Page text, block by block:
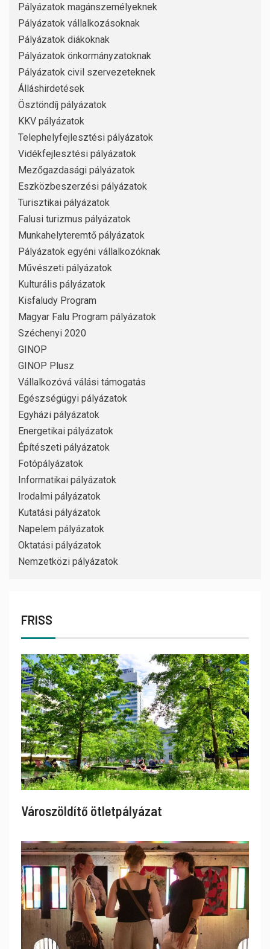
Pályázatok magánszemélyeknek
Pályázatok vállalkozásoknak
Pályázatok diákoknak
Pályázatok önkormányzatoknak
Pályázatok civil szervezeteknek
Álláshirdetések
Ösztöndíj pályázatok
KKV pályázatok
Telephelyfejlesztési pályázatok
Vidékfejlesztési pályázatok
Mezőgazdasági pályázatok
Eszközbeszerzési pályázatok
Turisztikai pályázatok
Falusi turizmus pályázatok
Munkahelyteremtő pályázatok
Pályázatok egyéni vállalkozóknak
Művészeti pályázatok
Kulturális pályázatok
Kisfaludy Program
Magyar Falu Program pályázatok
Széchenyi 2020
GINOP
GINOP Plusz
Vállalkozóvá válási támogatás
Egészségügyi pályázatok
Egyházi pályázatok
Energetikai pályázatok
Építészeti pályázatok
Fotópályázatok
Informatikai pályázatok
Irodalmi pályázatok
Kutatási pályázatok
Napelem pályázatok
Oktatási pályázatok
Nemzetközi pályázatok
FRISS
Városzöldítő ötletpályázat